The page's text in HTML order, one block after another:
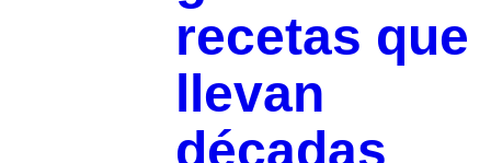
recetas que
llevan
décadas